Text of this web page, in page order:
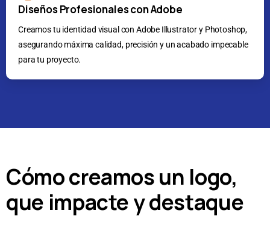
Diseños Profesionales con Adobe
Creamos tu identidad visual con Adobe Illustrator y Photoshop,
asegurando máxima calidad, precisión y un acabado impecable
para tu proyecto.
Cómo creamos un logo,
que impacte y destaque